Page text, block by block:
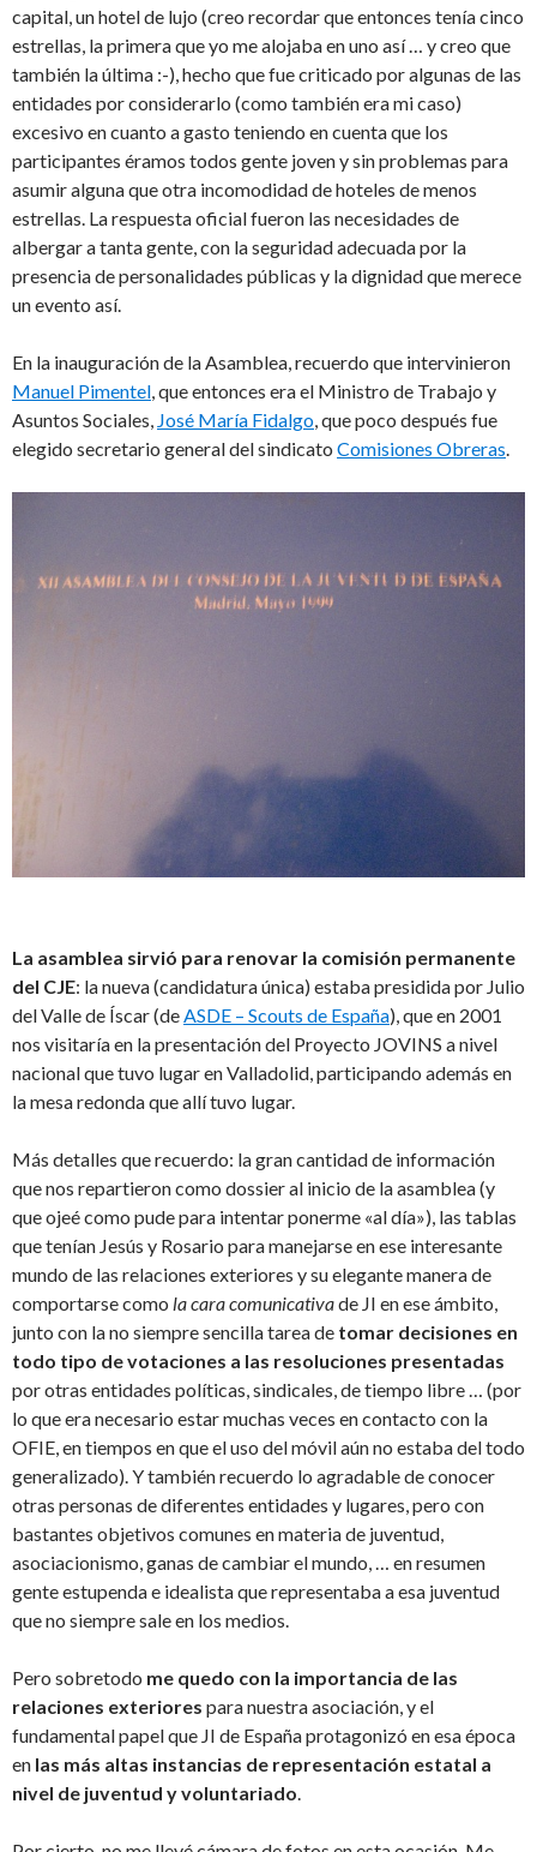
capital, un hotel de lujo (creo recordar que entonces tenía cinco
estrellas, la primera que yo me alojaba en uno así … y creo que
también la última :-), hecho que fue criticado por algunas de las
entidades por considerarlo (como también era mi caso)
excesivo en cuanto a gasto teniendo en cuenta que los
participantes éramos todos gente joven y sin problemas para
asumir alguna que otra incomodidad de hoteles de menos
estrellas. La respuesta oficial fueron las necesidades de
albergar a tanta gente, con la seguridad adecuada por la
presencia de personalidades públicas y la dignidad que merece
un evento así.
En la inauguración de la Asamblea, recuerdo que intervinieron
Manuel Pimentel, que entonces era el Ministro de Trabajo y
Asuntos Sociales, José María Fidalgo, que poco después fue
elegido secretario general del sindicato Comisiones Obreras.
La asamblea sirvió para renovar la comisión permanente
del CJE: la nueva (candidatura única) estaba presidida por Julio
del Valle de Íscar (deASDE – Scouts de España), que en 2001
nos visitaría en la presentación del Proyecto JOVINS a nivel
nacional que tuvo lugar en Valladolid, participando además en
la mesa redonda que allí tuvo lugar.
Más detalles que recuerdo: la gran cantidad de información
que nos repartieron como dossier al inicio de la asamblea (y
que ojeé como pude para intentar ponerme «al día»), las tablas
que tenían Jesús y Rosario para manejarse en ese interesante
mundo de las relaciones exteriores y su elegante manera de
comportarse como la cara comunicativade JI en ese ámbito,
junto con la no siempre sencilla tarea de tomar decisiones en
todo tipo de votaciones a las resoluciones presentadas
por otras entidades políticas, sindicales, de tiempo libre … (por
lo que era necesario estar muchas veces en contacto con la
OFIE, en tiempos en que el uso del móvil aún no estaba del todo
generalizado). Y también recuerdo lo agradable de conocer
otras personas de diferentes entidades y lugares, pero con
bastantes objetivos comunes en materia de juventud,
asociacionismo, ganas de cambiar el mundo, … en resumen
gente estupenda e idealista que representaba a esa juventud
que no siempre sale en los medios.
Pero sobretodo me quedo con la importancia de las
relaciones exteriores para nuestra asociación, y el
fundamental papel que JI de España protagonizó en esa época
en las más altas instancias de representación estatal a
nivel de juventud y voluntariado.